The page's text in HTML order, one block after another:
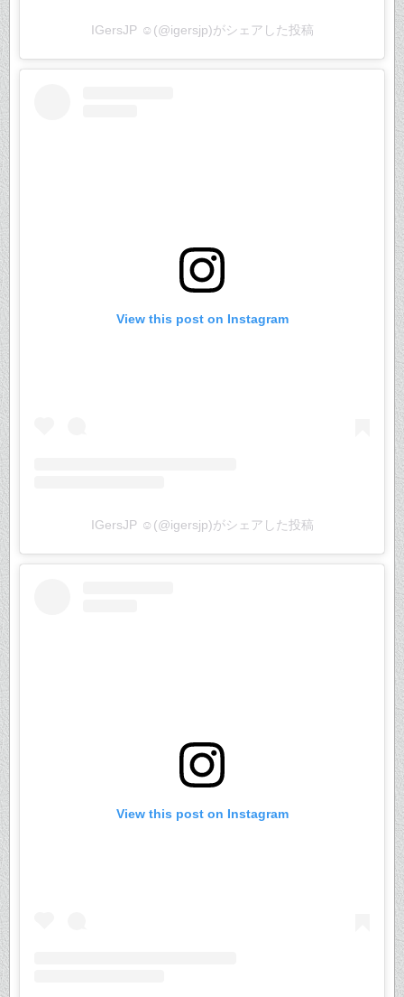
IGersJP ☺︎(@igersjp)がシェアした投稿
View this post on Instagram
IGersJP ☺︎(@igersjp)がシェアした投稿
View this post on Instagram